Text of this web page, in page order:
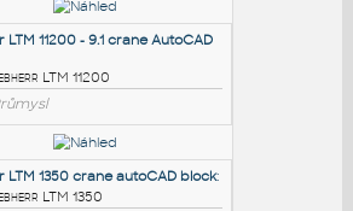
PODOBNÉ BLOKY
LTM-1120:
Liebherr LTM-1120
Průmyslová